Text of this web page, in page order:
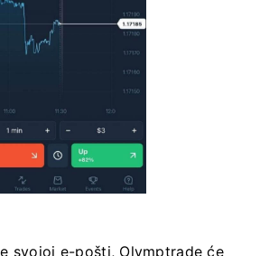
svojoj e-pošti, Olymptrade će